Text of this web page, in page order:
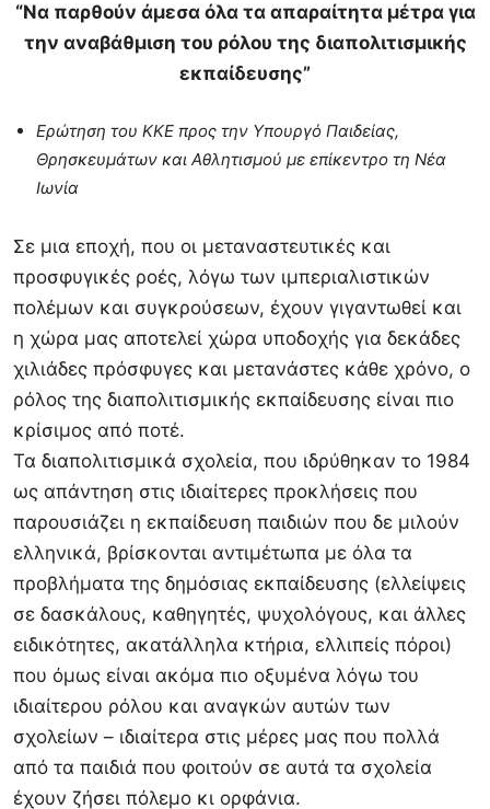
“Να παρθούν άμεσα όλα τα απαραίτητα μέτρα για
την αναβάθμιση του ρόλου της διαπολιτισμικής
εκπαίδευσης”
Ερώτηση του ΚΚΕ προς την Υπουργό Παιδείας,
Θρησκευμάτων και Αθλητισμού με επίκεντρο τη Νέα
Ιωνία
Σε μια εποχή, που οι μεταναστευτικές και
προσφυγικές ροές, λόγω των ιμπεριαλιστικών
πολέμων και συγκρούσεων, έχουν γιγαντωθεί και
η χώρα μας αποτελεί χώρα υποδοχής για δεκάδες
χιλιάδες πρόσφυγες και μετανάστες κάθε χρόνο, ο
ρόλος της διαπολιτισμικής εκπαίδευσης είναι πιο
κρίσιμος από ποτέ.
Τα διαπολιτισμικά σχολεία, που ιδρύθηκαν το 1984
ως απάντηση στις ιδιαίτερες προκλήσεις που
παρουσιάζει η εκπαίδευση παιδιών που δε μιλούν
ελληνικά, βρίσκονται αντιμέτωπα με όλα τα
προβλήματα της δημόσιας εκπαίδευσης (ελλείψεις
σε δασκάλους, καθηγητές, ψυχολόγους, και άλλες
ειδικότητες, ακατάλληλα κτήρια, ελλιπείς πόροι)
που όμως είναι ακόμα πιο οξυμένα λόγω του
ιδιαίτερου ρόλου και αναγκών αυτών των
σχολείων – ιδιαίτερα στις μέρες μας που πολλά
από τα παιδιά που φοιτούν σε αυτά τα σχολεία
έχουν ζήσει πόλεμο κι ορφάνια.